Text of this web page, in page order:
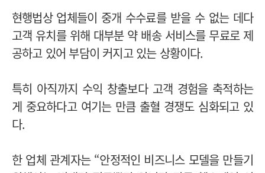
현행법상 업체들이 중개 수수료를 받을 수 없는 데다
고객 유치를 위해 대부분 약 배송 서비스를 무료로 제
공하고 있어 부담이 커지고 있는 상황이다.
특히 아직까지 수익 창출보다 고객 경험을 축적하는
게 중요하다고 여기는 만큼 출혈 경쟁도 심화되고 있
다.
한 업체 관계자는 “안정적인 비즈니스 모델을 만들기